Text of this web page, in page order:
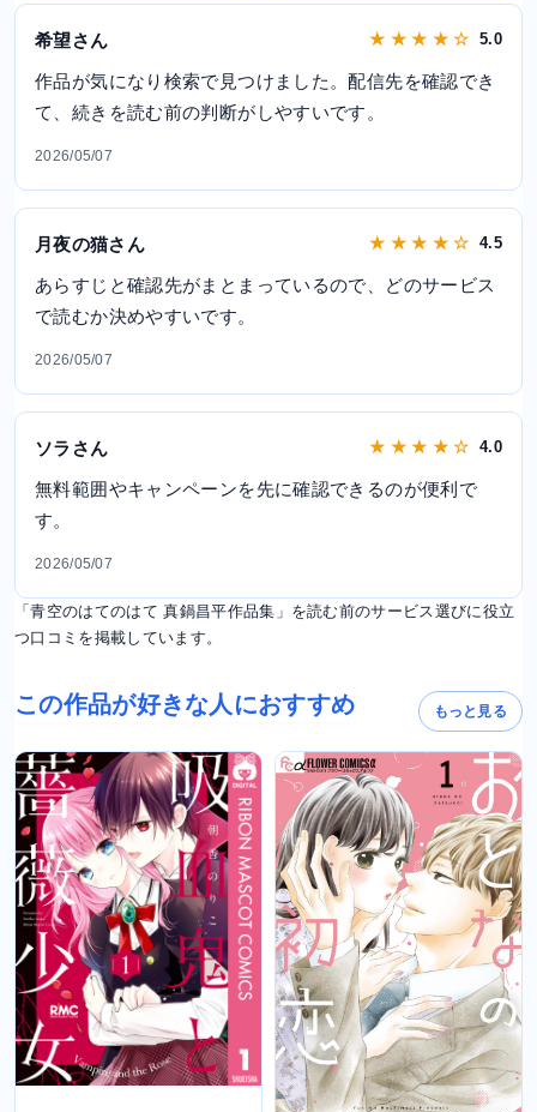
希望さん ★ ★ ★ ★ ☆ 5.0
作品が気になり検索で見つけました。配信先を確認でき
て、続きを読む前の判断がしやすいです。
2026/05/07
月夜の猫さん ★ ★ ★ ★ ☆ 4.5
あらすじと確認先がまとまっているので、どのサービス
で読むか決めやすいです。
2026/05/07
ソラさん ★ ★ ★ ★ ☆ 4.0
無料範囲やキャンペーンを先に確認できるのが便利で
す。
2026/05/07
「青空のはてのはて 真鍋昌平作品集」を読む前のサービス選びに役立
つ口コミを掲載しています。
この作品が好きな人におすすめ もっと見る